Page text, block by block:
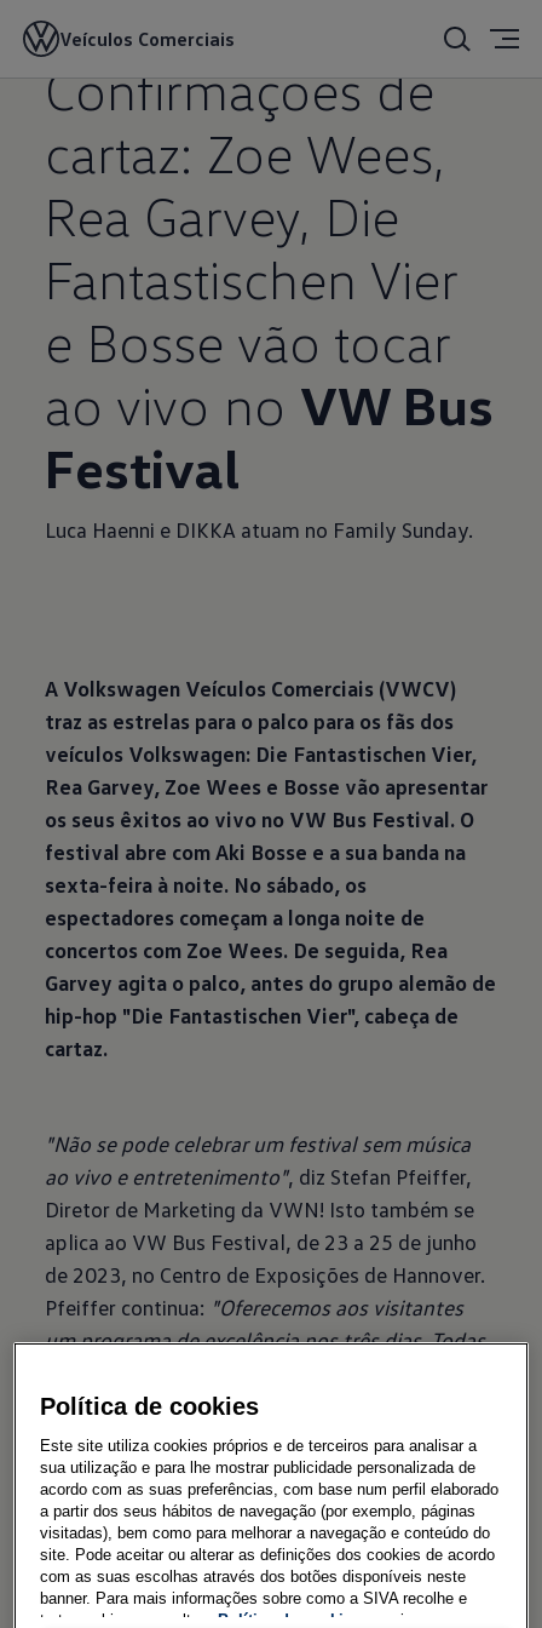
Veículos Comerciais
16/05/2023
Confirmações de
cartaz: Zoe Wees,
Rea Garvey, Die
Fantastischen Vier
e Bosse vão tocar
ao vivo no VW Bus
Festival
Luca Haenni e DIKKA atuam no Family Sunday.
A Volkswagen Veículos Comerciais (VWCV)
traz as estrelas para o palco para os fãs dos
veículos Volkswagen: Die Fantastischen Vier,
Rea Garvey, Zoe Wees e Bosse vão apresentar
os seus êxitos ao vivo no VW Bus Festival. O
festival abre com Aki Bosse e a sua banda na
sexta-feira à noite. No sábado, os
espectadores começam a longa noite de
concertos com Zoe Wees. De seguida, Rea
Garvey agita o palco, antes do grupo alemão de
hip-hop "Die Fantastischen Vier", cabeça de
cartaz.
"Não se pode celebrar um festival sem música
ao vivo e entretenimento", diz Stefan Pfeiffer,
Diretor de Marketing da VWN! Isto também se
aplica ao VW Bus Festival, de 23 a 25 de junho
de 2023, no Centro de Exposições de Hannover.
Pfeiffer continua: "Oferecemos aos visitantes
um programa de excelência nos três dias. Todas
programa infantil e os bilhetes para os
transportes públicos estão incluídos".Os
bilhetes diários estão disponíveis na loja online a
partir de dez euros.
Sexta-feira - Bosse
Os concertos são a sua alma! Na sexta-feira à
Política de cookies
Este site utiliza cookies próprios e de terceiros para analisar a
sua utilização e para lhe mostrar publicidade personalizada de
acordo com as suas preferências, com base num perfil elaborado
a partir dos seus hábitos de navegação (por exemplo, páginas
visitadas), bem como para melhorar a navegação e conteúdo do
site. Pode aceitar ou alterar as definições dos cookies de acordo
com as suas escolhas através dos botões disponíveis neste
banner. Para mais informações sobre como a SIVA recolhe e
trata cookies, consulte aPolítica de cookies em vigor.